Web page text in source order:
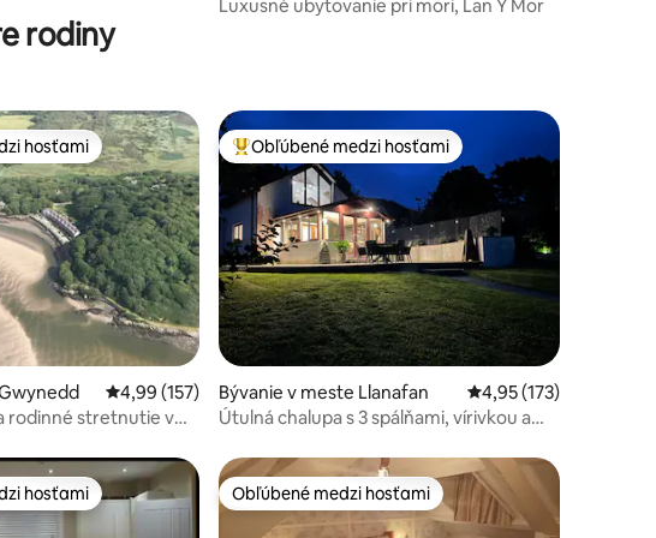
Luxusné ubytovanie pri mori, Lan Y Mor
rodiny
počet hodnotení: 103
hosťami
hosťami
Priemerné ohodnotenie 4,99 z 5, počet hodnotení: 157
4,99 (157)
rodinné stretnutie v
Najobľúbenejšie medzi hosťami
Obľúbené medzi hosťami
Bývanie v meste Llanafan Priemerné
4,95 (173)
Útulná chalupa s 3 spálňami, vírivkou a
hosťami
hosťami Obľúbené medzi hosťami
Obľúbené medzi hosťami